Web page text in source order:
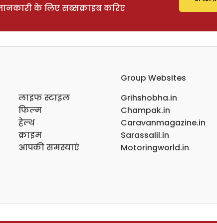
के लिए सब्सक्राइब करिए
लाइफ स्टाइल
फिल्म
हेल्थ
क्राइम
आपकी समस्याएं
Group Websites
Grihshobha.in
Champak.in
Caravanmagazine.in
Sarassalil.in
Motoringworld.in